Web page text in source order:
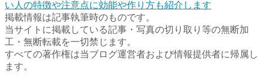
い人の特徴や注意点に効能や作り方も紹介します
掲載情報は記事執筆時のものです。
当サイトに掲載している記事・写真の切り取り等の無断加
工・無断転載を一切禁じます。
すべての著作権は当ブログ運営者および情報提供者に帰属し
ます。